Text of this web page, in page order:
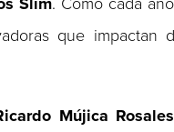
que
Mújica Rosales